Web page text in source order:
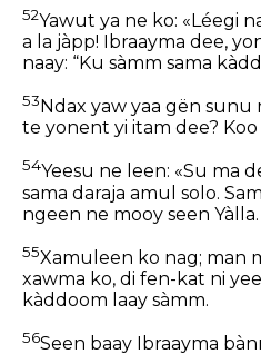
52Yawut ya ne ko: «Léegi
a la jàpp! Ibraayma dee,
naay: “Ku sàmm sama
53 Ndax yaw yaa gën sunu
te yonent yi itam dee? Koo
54Yeesu ne leen: «Su ma
sama daraja amul solo.
ngeen ne mooy seen Yàlla.
55Xamuleen ko nag; man
xawma ko, di fen-kat ni
kàddoom laay sàmm.
56Seen baay Ibraayma